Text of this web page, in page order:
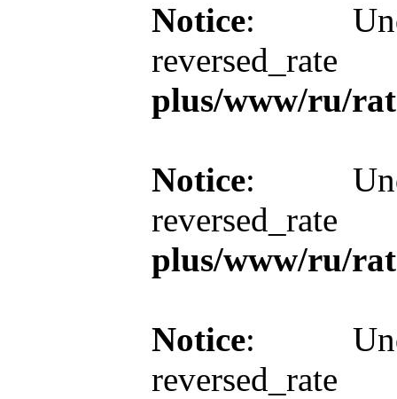
Notice:
plus/www/ru/
Notice:
plus/www/ru/
Notice: